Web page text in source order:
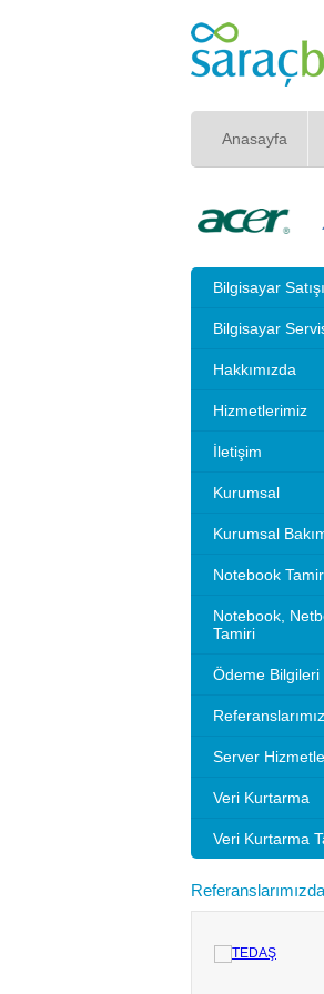
Anasayfa
Bilgisayar Satışı
Bilgisayar
Hakkımızda
Hizmetlerimiz
İletişim
Kurumsal
Kurumsal
Notebook
Notebook,
Tamiri
Ödeme Bilgileri
Referanslarımız
Server
Veri Kurtarma
Veri Kurtarma
sürümleri de benzer ayarlar ile